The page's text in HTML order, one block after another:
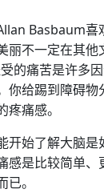
Basbaum喜
不一定在其
的痛苦是许多
给踢到障碍
痛感。
始了解大脑
是比较简单
。